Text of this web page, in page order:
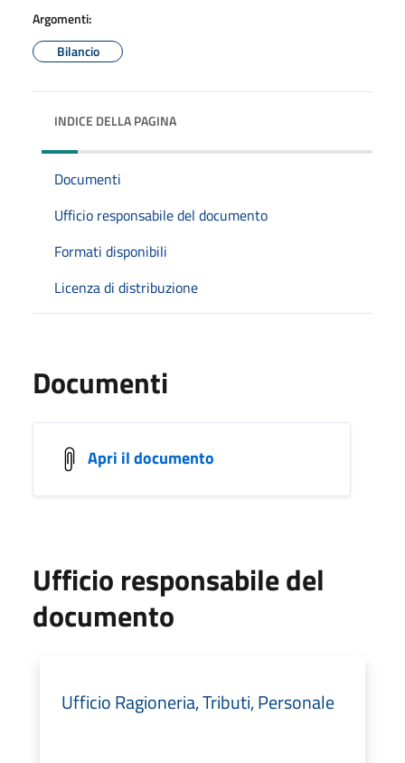
Argomenti:
Bilancio
INDICE DELLA PAGINA
Documenti
Ufficio responsabile del documento
Formati disponibili
Licenza di distribuzione
Documenti
Apri il documento
Ufficio responsabile del
documento
Ufficio Ragioneria, Tributi, Personale